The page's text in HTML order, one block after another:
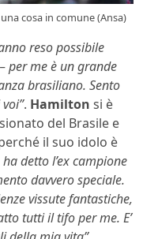
cosa in comune (Ansa)
reso possibile
per me è un grande
brasiliano. Sento
. Hamilton si è
del Brasile e
il suo idolo è
detto l’ex campione
davvero speciale.
vissute fantastiche,
tutti il tifo per me. E’